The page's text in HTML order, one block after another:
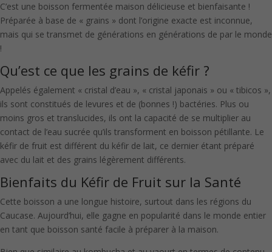
C’est une boisson fermentée maison délicieuse et bienfaisante !
Préparée à base de « grains » dont l’origine exacte est inconnue,
mais qui se transmet de générations en générations de par le monde
!
Qu’est ce que les grains de kéfir ?
Appelés également « cristal d’eau », « cristal japonais » ou « tibicos »,
ils sont constitués de levures et de (bonnes !) bactéries. Plus ou
moins gros et translucides, ils ont la capacité de se multiplier au
contact de l’eau sucrée qu’ils transforment en boisson pétillante. Le
kéfir de fruit est différent du kéfir de lait, ce dernier étant préparé
avec du lait et des grains légèrement différents.
Bienfaits du Kéfir de Fruit sur la Santé
Cette boisson a une longue histoire, surtout dans les régions du
Caucase. Aujourd’hui, elle gagne en popularité dans le monde entier
en tant que boisson santé facile à préparer à la maison.